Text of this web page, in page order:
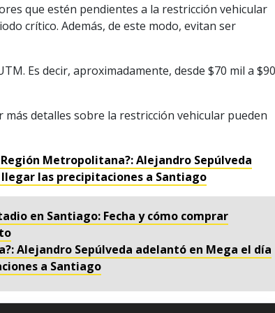
que estén pendientes a la restricción vehicular
crítico. Además, de este modo, evitan ser
Es decir, aproximadamente, desde $70 mil a $90
detalles sobre la restricción vehicular pueden
Metropolitana?: Alejandro Sepúlveda
las precipitaciones a Santiago
en Santiago: Fecha y cómo comprar
Alejandro Sepúlveda adelantó en Mega el día
a Santiago